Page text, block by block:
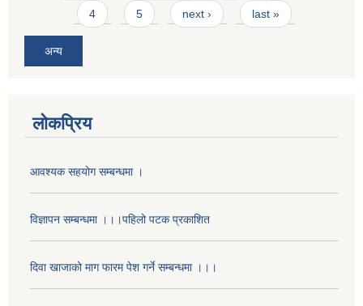
4 5 next › last »
अन्य
लोकप्रिय
आवश्यक सहयोग सम्बन्धमा ।
विज्ञापन सम्बन्धमा ।।।पहिलो पटक प्रकाशित
दिवा खाजाको माग फारम पेश गर्ने सम्बन्धमा ।।।